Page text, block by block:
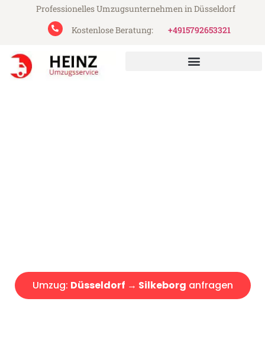
Professionelles Umzugsunternehmen in Düsseldorf
Kostenlose Beratung:
+4915792653321
Umzug: Düsseldorf → Silkeborg anfragen